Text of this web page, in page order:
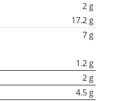
2 g
17.2 g
7 g
1.2 g
2 g
4.5 g